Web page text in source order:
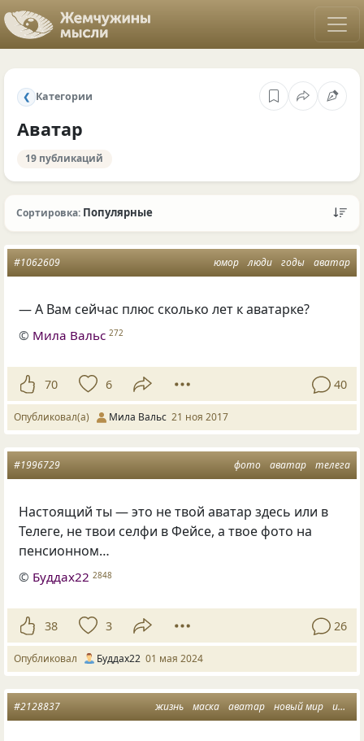
❮ Категории
Аватар
19 публикаций
Сортировка: Популярные
юмор люди годы аватар
#1062609
— А Вам сейчас плюс сколько лет к аватарке?
© Мила Вальс 272
70 6 40
Опубликовал(а) Мила Вальс 21 ноя 2017
фото аватар телега
#1996729
Настоящий ты — это не твой аватар здесь или в
Телеге, не твои селфи в Фейсе, а твое фото на
пенсионном…
© Буддах22 2848
38 3 26
Опубликовал Буддах22 01 мая 2024
жизнь маска аватар новый мир иллюзии и реальность
#2128837